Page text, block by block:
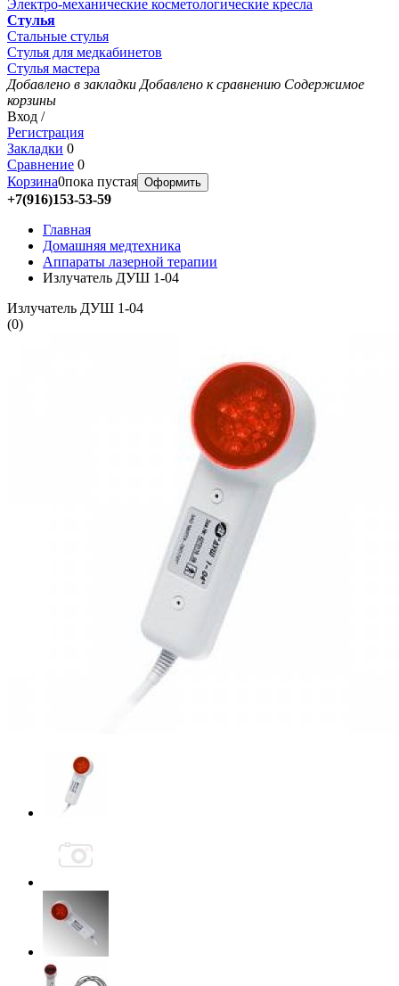
Электро-механические косметологические кресла
Стулья
Стальные стулья
Стулья для медкабинетов
Стулья мастера
Добавлено в закладки Добавлено к сравнению Содержимое
корзины
Вход /
Регистрация
Закладки 0
Сравнение 0
Корзина0пока пустая Оформить
+7(916)153-53-59
Главная
Домашняя медтехника
Аппараты лазерной терапии
Излучатель ДУШ 1-04
Излучатель ДУШ 1-04
(0)